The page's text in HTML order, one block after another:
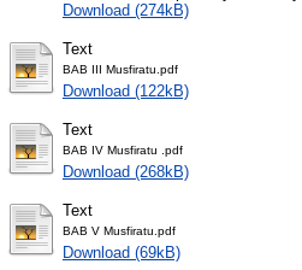
Download (274kB)
Text
BAB III Musfiratu.pdf
Download (122kB)
Text
BAB IV Musfiratu .pdf
Download (268kB)
Text
BAB V Musfiratu.pdf
Download (69kB)